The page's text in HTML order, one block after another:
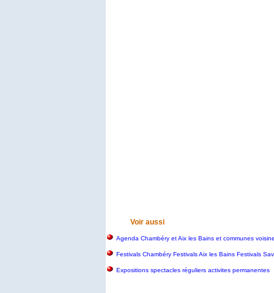
Voir aussi
Agenda Chambéry et Aix les Bains et communes
Festivals Chambéry Festivals Aix les Bains Festivals
Expositions spectacles réguliers activites permanentes